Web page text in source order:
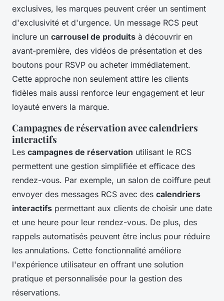
exclusives, les marques peuvent créer un sentiment
d'exclusivité et d'urgence. Un message RCS peut
inclure un carrousel de produits à découvrir en
avant-première, des vidéos de présentation et des
boutons pour RSVP ou acheter immédiatement.
Cette approche non seulement attire les clients
fidèles mais aussi renforce leur engagement et leur
loyauté envers la marque.
Campagnes de réservation avec calendriers
interactifs
Les campagnes de réservation utilisant le RCS
permettent une gestion simplifiée et efficace des
rendez-vous. Par exemple, un salon de coiffure peut
envoyer des messages RCS avec des calendriers
interactifs permettant aux clients de choisir une date
et une heure pour leur rendez-vous. De plus, des
rappels automatisés peuvent être inclus pour réduire
les annulations. Cette fonctionnalité améliore
l'expérience utilisateur en offrant une solution
pratique et personnalisée pour la gestion des
réservations.